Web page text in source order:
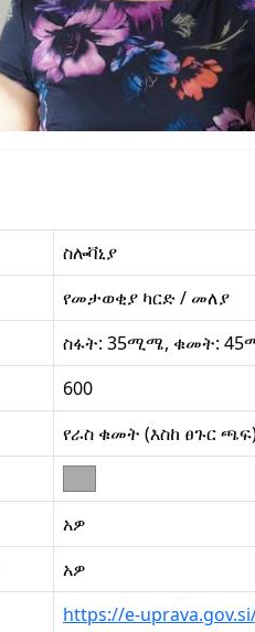
ስሎቫኒያ
የመታወቂያ ካርድ / መለያ
ስፋት: 35ሚሜ, ቁመት:
600
የራስ ቁመት (እስከ ፀጉር
አዎ
አዎ
https://e-